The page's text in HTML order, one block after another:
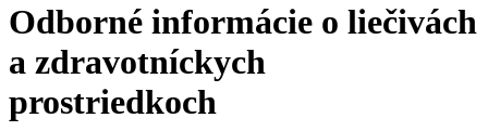
Nutričná terapia
Onkológia
Ortopédia
Prevencia a kontrola infekcií
Spinálna chirurgia
Starostlivosť o rany
Kontakt
Kontaktný formulár
Spoločnosť
Odborné informácie o liečivách
a zdravotníckych
prostriedkoch